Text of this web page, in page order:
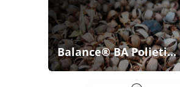
Balance® BA Polieti...